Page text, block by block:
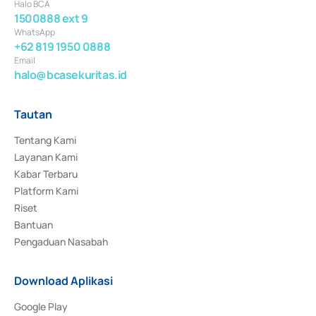
Halo BCA
1500888 ext 9
WhatsApp
+62 819 1950 0888
Email
halo@bcasekuritas.id
Tautan
Tentang Kami
Layanan Kami
Kabar Terbaru
Platform Kami
Riset
Bantuan
Pengaduan Nasabah
Download Aplikasi
Google Play